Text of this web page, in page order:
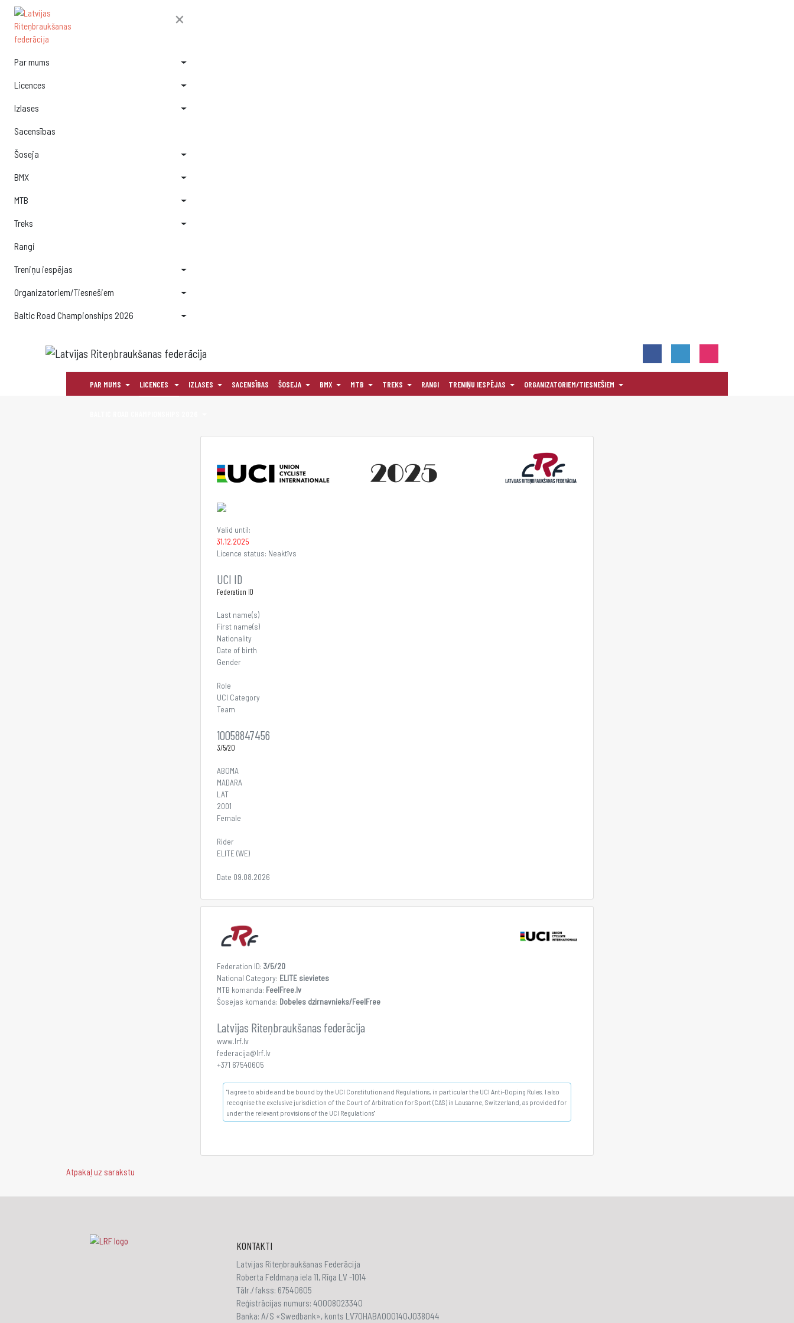
×
Par mums
Licences
Izlases
Sacensības
Šoseja
BMX
MTB
Treks
Rangi
Treniņu iespējas
Organizatoriem/Tiesnešiem
Baltic Road Championships 2026
PAR MUMS LICENCES IZLASES SACENSĪBAS ŠOSEJA BMX MTB TREKS RANGI TRENIŅU IESPĒJAS ORGANIZATORIEM/TIESNEŠIEM
Valid until:
31.12.2025
Licence status: Neaktīvs
UCI ID
Federation ID
Last name(s)
First name(s)
Nationality
Date of birth
Gender
Role
UCI Category
Team
10058847456
3/5/20
ABOMA
MADARA
LAT
2001
Female
Rider
ELITE (WE)
Date 09.08.2026
Federation ID: 3/5/20
National Category: ELITE sievietes
MTB komanda: FeelFree.lv
Šosejas komanda: Dobeles dzirnavnieks/FeelFree
Latvijas Riteņbraukšanas federācija
www.lrf.lv
federacija@lrf.lv
+371 67540605
"I agree to abide and be bound by the UCI Constitution and Regulations, in particular the UCI Anti-Doping Rules. I also
recognise the exclusive jurisdiction of the Court of Arbitration for Sport (CAS) in Lausanne, Switzerland, as provided for
under the relevant provisions of the UCI Regulations"
Atpakaļ uz sarakstu
KONTAKTI
Latvijas Riteņbraukšanas Federācija
Roberta Feldmaņa iela 11, Rīga LV -1014
Tālr./fakss: 67540605
Reģistrācijas numurs: 40008023340
Banka: A/S «Swedbank», konts LV70HABA000140J038044